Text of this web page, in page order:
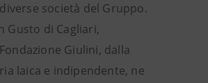
società del Gruppo.
Gusto di Cagliari,
Giulini, dalla
laica e indipendente, ne